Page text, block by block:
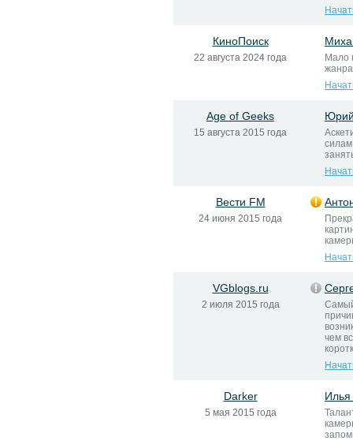
КиноПоиск
22 августа 2024 года
Мало
Age of Geeks
15 августа 2015 года
Вести FM
24 июня 2015 года
VGblogs.ru
2 июля 2015 года
чем
Darker
5 мая 2015 года
Илья